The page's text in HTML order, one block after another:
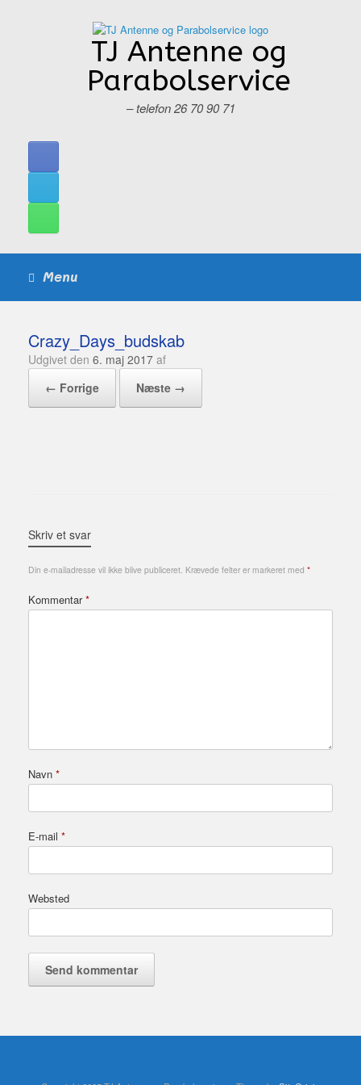
TJ Antenne og
Parabolservice
– telefon 26 70 90 71
Menu
Crazy_Days_budskab
Udgivet den 6. maj 2017 af
← Forrige
Næste →
Skriv et svar
Din e-mailadresse vil ikke blive publiceret. Krævede felter er markeret med *
Kommentar*
Navn *
E-mail *
Websted